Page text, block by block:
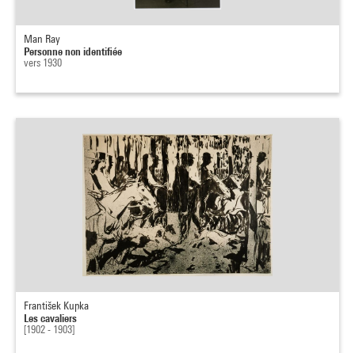
Man Ray
Personne non identifiée
vers 1930
František Kupka
Les cavaliers
[1902 - 1903]